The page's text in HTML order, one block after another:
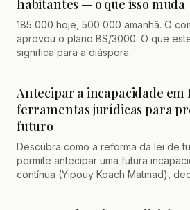
habitantes — o que isso muda
185 000 hoje, 500 000 amanhã. O
aprovou o plano BS/3000. O que
significa para a diáspora.
Antecipar a incapacidade em
ferramentas jurídicas para
futuro
Descubra como a reforma da lei de
permite antecipar uma futura
contínua (Yipouy Koach Matmad),